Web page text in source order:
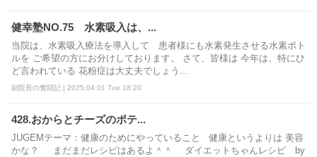
健幸塾NO.75 水素吸入は、...
当院は、水素吸入療法を導入して 患者様にも水素発生させる水素ボト
ルを ご希望の方にお分けしております。 さて、皆様は 今年は、特にひ
ど言われている 花粉症は大丈夫でしょう...
副院長の奮闘記 | 2025.04.01 Tue 18:20
428.おからとチーズのポテ...
JUGEMテーマ：健康のためにやっていること 健康というよりは 美容
かな？ まだまだレシピはあるよ＾＾ ダイエットちゃんレシピ by